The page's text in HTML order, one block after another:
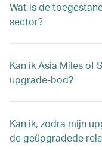
Wat is de
sector?
Kan ik Asia Miles of
upgrade-bod?
Kan ik, zodra mijn
de geüpgradede